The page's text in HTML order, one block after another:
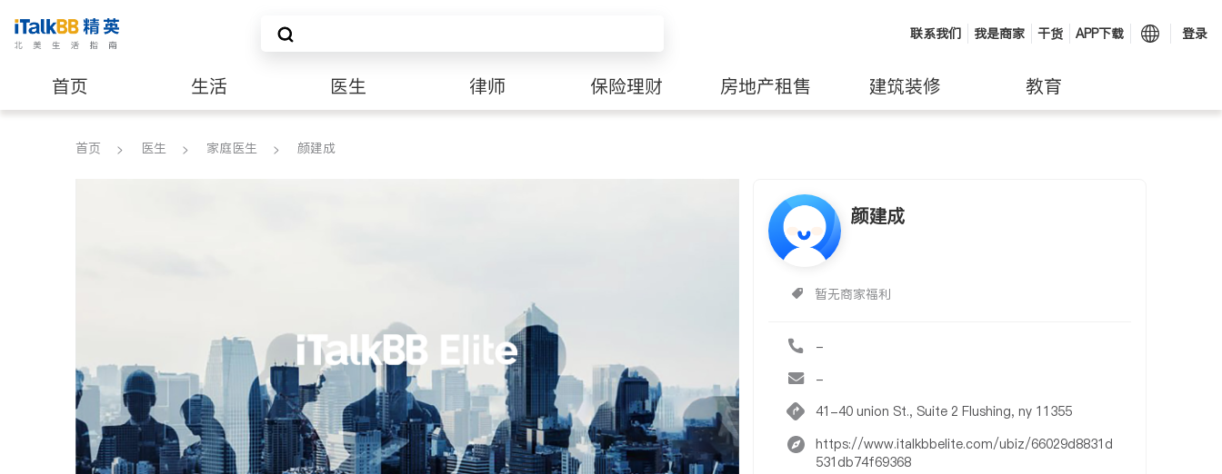
联系我们 我是商家 干货 APP下载 登录
首页 生活 医生 律师 保险理财 房地产租售 建筑装修 教育
养老 非盈利组织
首页 医生 家庭医生 颜建成
颜建成
暂无商家福利
-
-
41-40 union St., Suite 2 Flushing, ny 11355
https://www.italkbbelite.com/ubiz/66029d8831d
531db74f69368